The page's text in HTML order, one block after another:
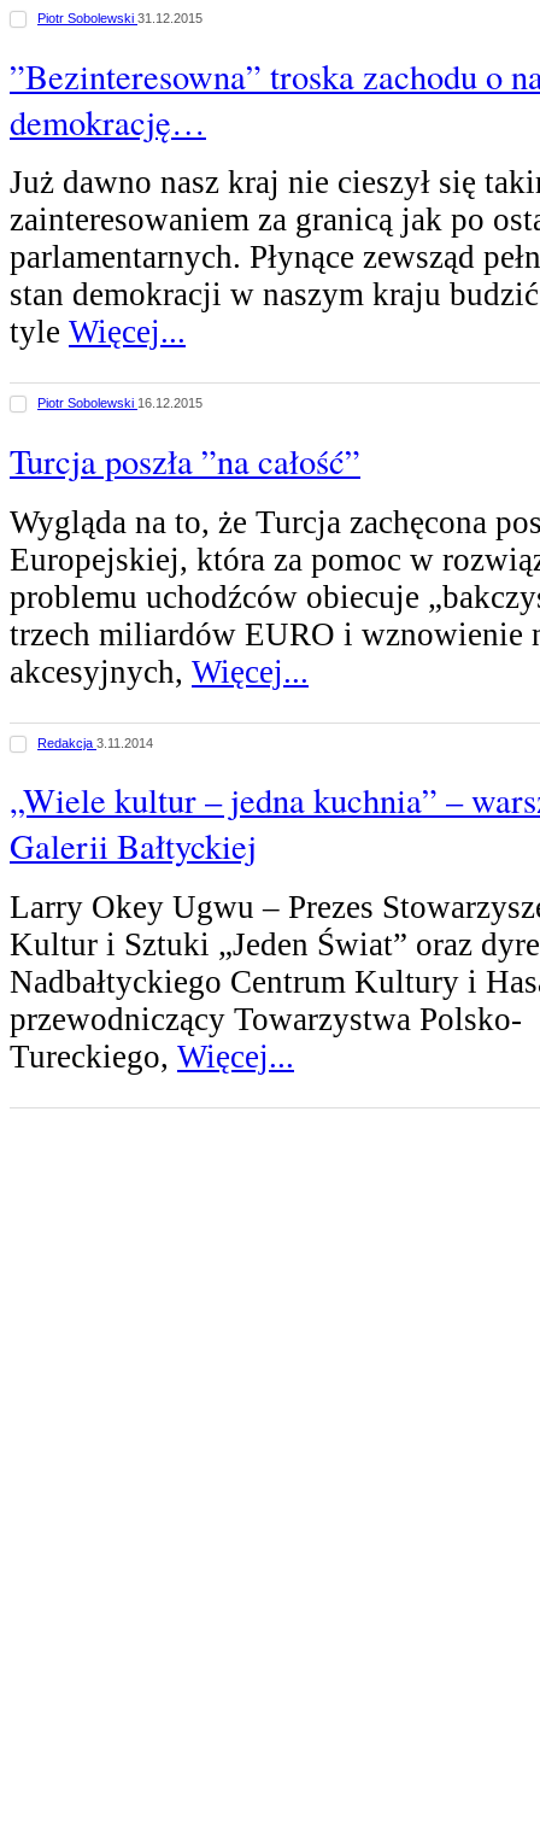
Piotr Sobolewski 31.12.2015
”Bezinteresowna” troska zachodu o
demokrację…
Już dawno nasz kraj nie cieszył się
zainteresowaniem za granicą jak po
parlamentarnych. Płynące zewsząd
stan demokracji w naszym kraju
tyle Więcej...
Piotr Sobolewski 16.12.2015
Turcja poszła ”na całość”
Wygląda na to, że Turcja zachęcona
Europejskiej, która za pomoc w
problemu uchodźców obiecuje
trzech miliardów EURO i wznowienie
akcesyjnych, Więcej...
Redakcja 3.11.2014
„Wiele kultur – jedna kuchnia” –
Galerii Bałtyckiej
Larry Okey Ugwu – Prezes
Kultur i Sztuki „Jeden Świat” oraz
Nadbałtyckiego Centrum Kultury i
przewodniczący Towarzystwa Polsko-
Tureckiego, Więcej...